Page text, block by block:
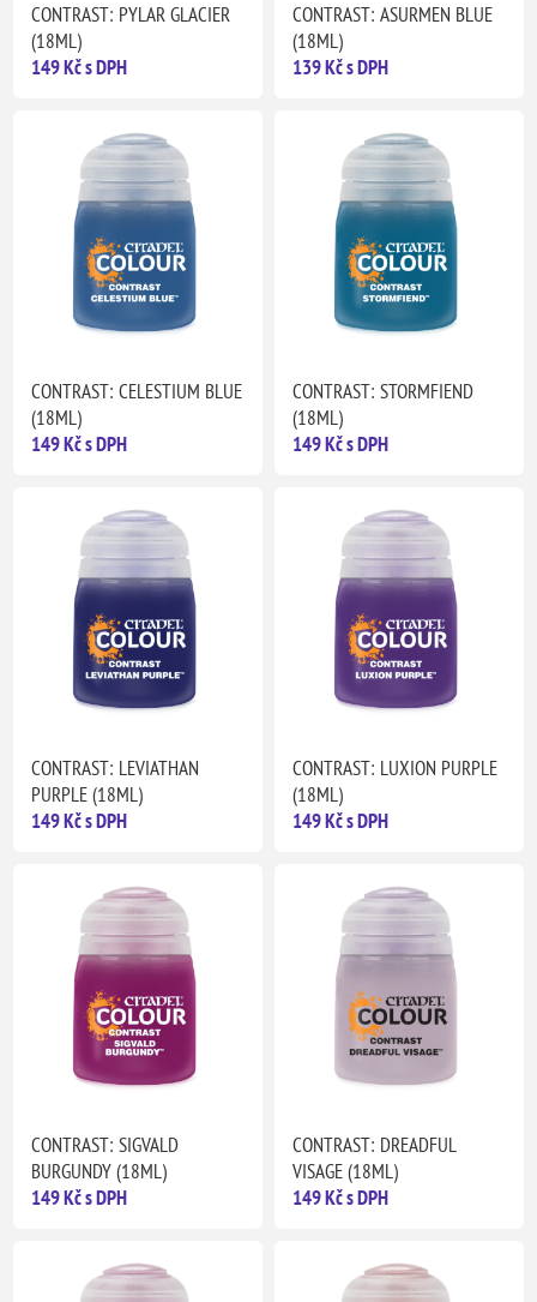
CONTRAST: PYLAR GLACIER
(18ML)
149 Kč s DPH
CONTRAST: ASURMEN BLUE
(18ML)
139 Kč s DPH
CONTRAST: CELESTIUM BLUE
(18ML)
149 Kč s DPH
CONTRAST: STORMFIEND
(18ML)
149 Kč s DPH
CONTRAST: LEVIATHAN
PURPLE (18ML)
149 Kč s DPH
CONTRAST: LUXION PURPLE
(18ML)
149 Kč s DPH
CONTRAST: SIGVALD
BURGUNDY (18ML)
149 Kč s DPH
CONTRAST: DREADFUL
VISAGE (18ML)
149 Kč s DPH